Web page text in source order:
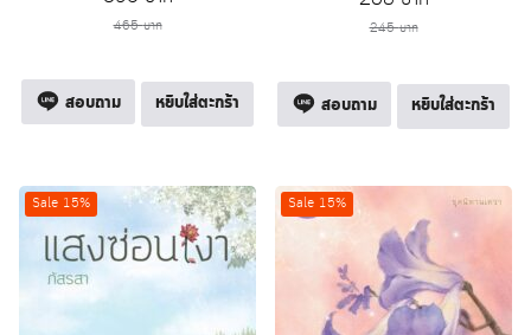
465บาท
price
465 บาท.395 บาท.
สอบถาม หยิบใส่ตะกร้า
245บาท
price
245 บาท.208 บาท.
สอบถาม หยิบใส่ตะกร้า
Sale 15% Sale 15%